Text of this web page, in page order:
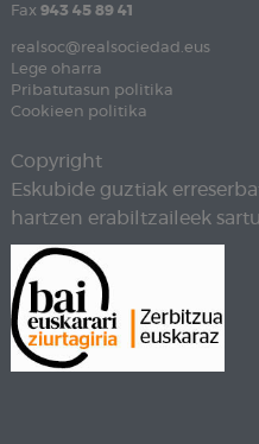
Fax 943 45 89 41
realsoc@realsociedad.eus
Lege oharra
Pribatutasun politika
Cookieen politika
Copyright
Eskubide guztiak
hartzen erabiltzaileek